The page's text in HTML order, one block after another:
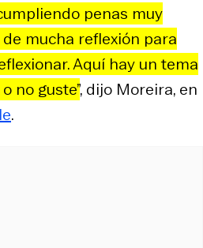
penas muy
mucha reflexión para
Aquí hay un tema
no guste”, dijo Moreira, en
.